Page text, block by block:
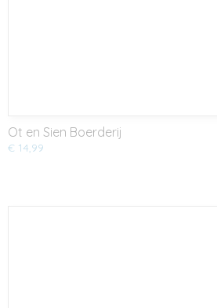
Ot en Sien Boerderij
€ 14,99